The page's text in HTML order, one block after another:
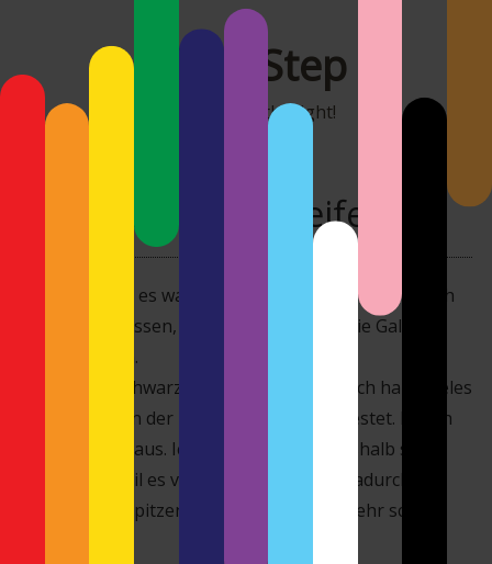
MonoStep
It's all about the light!
Eigenes – Orgelpfeifen
Irgendwie hat es was, das Foto. Deshalb hab ich mich
doch entschlossen, es zu posten und in die Galerie
aufzunehmen.
Und ja, das Schwarz soll so versumpfen. Ich habe vieles
an dem Foto in der Postbearbeitung getestet. Es sah
alles nach nix aus. Ich finde es gerade deshalb so
spannend, weil es viel schwarz enthält. Dadurch
kommen die spitzen Lichter der Pfeifen sehr schön